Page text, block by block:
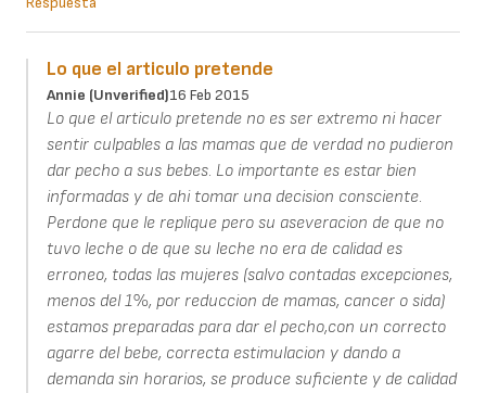
Lo que el articulo pretende
Annie (unverified)16 Feb 2015
Lo que el articulo pretende no es ser extremo ni hacer
sentir culpables a las mamas que de verdad no pudieron
dar pecho a sus bebes. Lo importante es estar bien
informadas y de ahi tomar una decision consciente.
Perdone que le replique pero su aseveracion de que no
tuvo leche o de que su leche no era de calidad es
erroneo, todas las mujeres (salvo contadas excepciones,
menos del 1%, por reduccion de mamas, cancer o sida)
estamos preparadas para dar el pecho,con un correcto
agarre del bebe, correcta estimulacion y dando a
demanda sin horarios, se produce suficiente y de calidad